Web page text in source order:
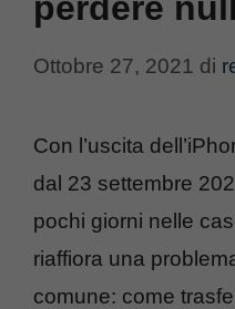
Ottobre 27, 2021 di
Con l’uscita
dal 23 settembre
pochi giorni nelle
riaffiora una
comune: come